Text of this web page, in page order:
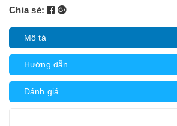
Chia sẻ:
Mô tả
Hướng dẫn
Đánh giá